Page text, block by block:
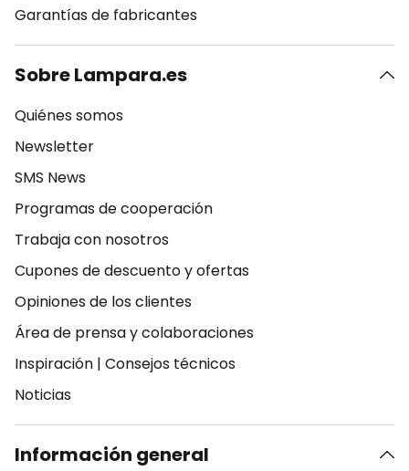
Garantías de fabricantes
Sobre Lampara.es
Quiénes somos
Newsletter
SMS News
Programas de cooperación
Trabaja con nosotros
Cupones de descuento y ofertas
Opiniones de los clientes
Área de prensa y colaboraciones
Inspiración | Consejos técnicos
Noticias
Información general